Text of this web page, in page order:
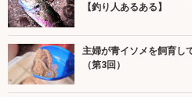
【釣り人あるある】
主婦が青イソメを飼育
（第3回）